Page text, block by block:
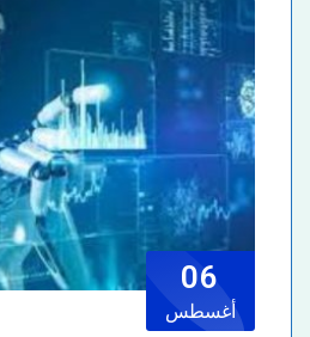
06
أغسطس